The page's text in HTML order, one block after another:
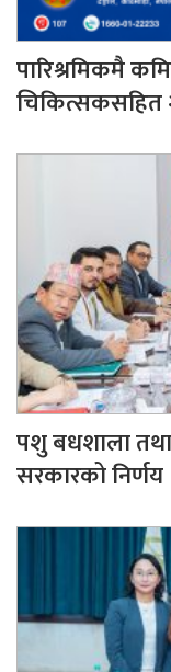
पारिश्रमिकमै
चिकित्सकसहित
पशु बधशाला
सरकारको निर्णय